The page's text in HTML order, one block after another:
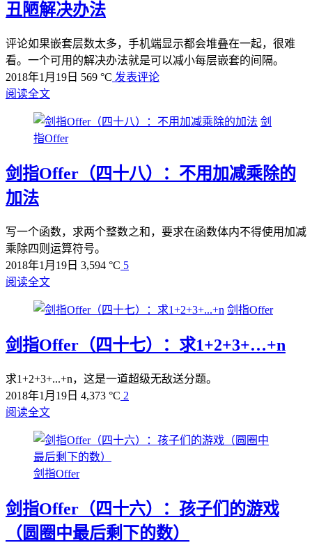
丑陋解决办法
评论如果嵌套层数太多，手机端显示都会堆叠在一起，很难
看。一个可用的解决办法就是可以减小每层嵌套的间隔。
2018年1月19日 569 °C 发表评论
阅读全文
剑
指Offer
剑指Offer（四十八）：不用加减乘除的
加法
写一个函数，求两个整数之和，要求在函数体内不得使用加减
乘除四则运算符号。
2018年1月19日 3,594 °C 5
阅读全文
剑指Offer
剑指Offer（四十七）：求1+2+3+…+n
求1+2+3+...+n，这是一道超级无敌送分题。
2018年1月19日 4,373 °C 2
阅读全文
剑指Offer
剑指Offer（四十六）：孩子们的游戏
（圆圈中最后剩下的数）